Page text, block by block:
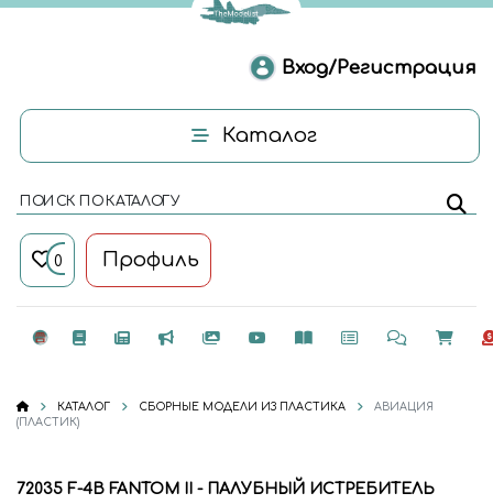
Вход/Регистрация
Каталог
ПОИСК ПО КАТАЛОГУ
0 Профиль
КАТАЛОГ СБОРНЫЕ МОДЕЛИ ИЗ ПЛАСТИКА
АВИАЦИЯ
(ПЛАСТИК)
72035 F-4B FANTOM II - ПАЛУБНЫЙ ИСТРЕБИТЕЛЬ